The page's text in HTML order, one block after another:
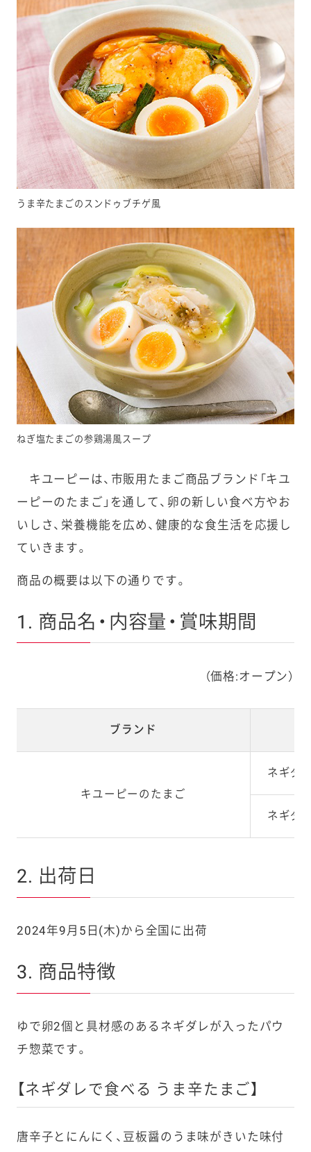
うま辛たまごのスンドゥブチゲ風
ねぎ塩たまごの参鶏湯風スープ
キユーピーは、市販用たまご商品ブランド「キユ
ーピーのたまご」を通して、卵の新しい食べ方やお
いしさ、栄養機能を広め、健康的な食生活を応援し
ていきます。
商品の概要は以下の通りです。
1. 商品名・内容量・賞味期間
（価格:オープン）
ブランド
キユーピーのたまご
ネギダ
ネギダ
2. 出荷日
2024年9月5日(木)から全国に出荷
3. 商品特徴
ゆで卵2個と具材感のあるネギダレが入ったパウ
チ惣菜です。
【ネギダレで食べる うま辛たまご】
唐辛子とにんにく、豆板醤のうま味がきいた味付